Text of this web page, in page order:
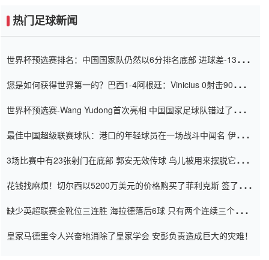
热门足球新闻
世界杯预选赛排名：中国国家队仍然以6分排名底部 进球差-13令人
您是如何获得世界第一的？巴西1-4阿根廷：Vinicius 0射击90分钟
世界杯预选赛-Wang Yudong首次亮相 中国国家足球队错过了世界
最佳中国超级联赛球队：港口的年轻球员在一场战斗中闻名 伊万放
3场比赛中有23张射门在底部 郭安无效传球 鸟儿被用来摆脱它
花钱找麻烦！切尔西以5200万美元的价格购买了菲利克斯 签了7年
缺少英超联赛金靴位三连胜 海拉德落后6球 只有两个连续三个连续
皇家马德里令人兴奋地消除了皇家学会 安彭负责造成巨大的灾难！